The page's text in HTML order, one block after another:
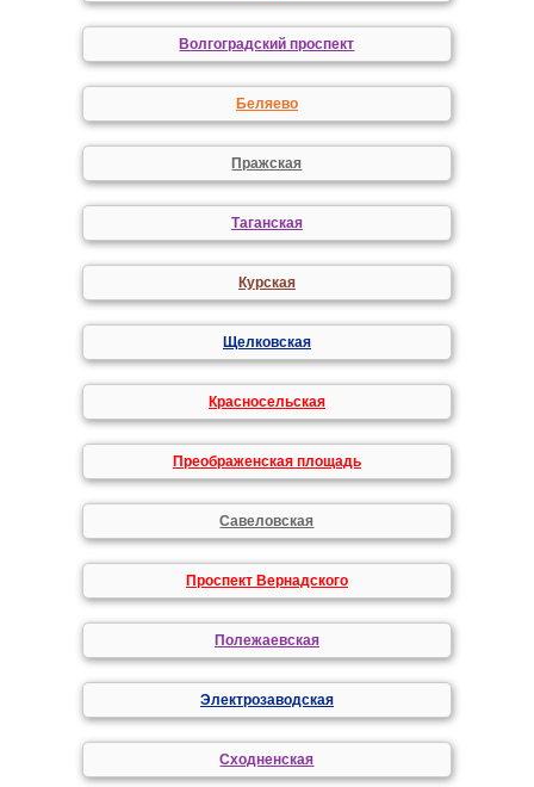
Волгоградский проспект
Беляево
Пражская
Таганская
Курская
Щелковская
Красносельская
Преображенская площадь
Савеловская
Проспект Вернадского
Полежаевская
Электрозаводская
Сходненская